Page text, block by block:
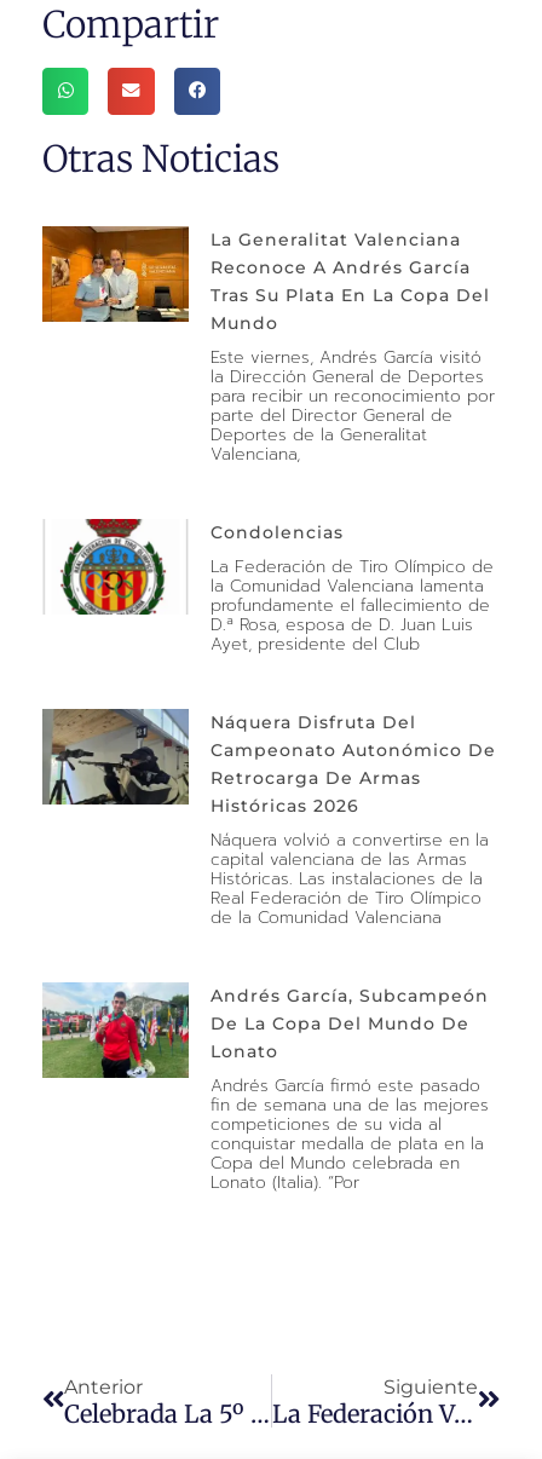
Compartir
Otras Noticias
La Generalitat Valenciana
Reconoce A Andrés García
Tras Su Plata En La Copa Del
Mundo
Este viernes, Andrés García visitó
la Dirección General de Deportes
para recibir un reconocimiento por
parte del Director General de
Deportes de la Generalitat
Valenciana,
Condolencias
La Federación de Tiro Olímpico de
la Comunidad Valenciana lamenta
profundamente el fallecimiento de
D.ª Rosa, esposa de D. Juan Luis
Ayet, presidente del Club
Náquera Disfruta Del
Campeonato Autonómico De
Retrocarga De Armas
Históricas 2026
Náquera volvió a convertirse en la
capital valenciana de las Armas
Históricas. Las instalaciones de la
Real Federación de Tiro Olímpico
de la Comunidad Valenciana
Andrés García, Subcampeón
De La Copa Del Mundo De
Lonato
Andrés García firmó este pasado
fin de semana una de las mejores
competiciones de su vida al
conquistar medalla de plata en la
Copa del Mundo celebrada en
Lonato (Italia). “Por
Anterior
Celebrada La 5º Fase De La Liga Valenciana De Recorridos De Tiro
Siguiente
La Federación Valenciana Consolida Su Liderazgo Nacional En El Campeonato De España De Armas Históricas 2026